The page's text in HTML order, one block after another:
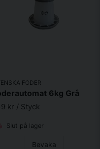
FODER
6kg Grå
kr / Styck
Slut på lager
Bevaka